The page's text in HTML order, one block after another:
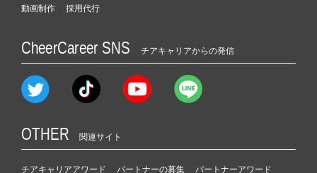
動画制作
採用代行
CheerCareer SNS チアキャリアからの発信
OTHER 関連サイト
チアキャリアアワード パートナーの募集 パートナーアワード